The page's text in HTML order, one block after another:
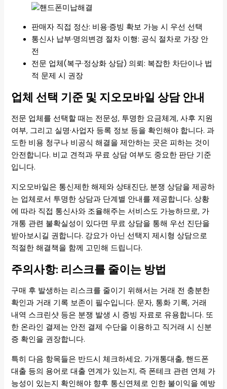
판매자 직접 정산: 비용·증빙 확보 가능 시 우선 선택
통신사 납부·명의변경 절차 이행: 공식 절차로 가장 안
전
전문 업체(복구·정상화 상담) 의뢰: 복잡한 차단이나 법
적 문제 시 권장
업체 선택 기준 및 지오모바일 상담 안내
전문 업체를 선택할 때는 전문성, 투명한 요금체계, 사후 지원
여부, 그리고 실명·사업자 등록 정보 등을 확인해야 합니다. 과
도한 비용 청구나 비공식 해결을 제안하는 곳은 피하는 것이
안전합니다. 비교 견적과 무료 상담 여부도 중요한 판단 기준
입니다.
지오모바일은 통신제한 해제와 상태진단, 분쟁 상담을 제공하
는 업체로서 투명한 상담과 단계별 안내를 제공합니다. 상황
에 따라 직접 통신사와 조율해주는 서비스도 가능하므로, 가
개통 관련 불확실성이 있다면 무료 상담을 통해 우선 진단을
받아보시길 권합니다. 강요가 아닌 선택지 제시형 상담으로
적절한 해결책을 함께 고민해 드립니다.
주의사항: 리스크를 줄이는 방법
구매 후 발생하는 리스크를 줄이기 위해서는 거래 전 충분한
확인과 거래 기록 보존이 필수입니다. 문자, 통화 기록, 거래
내역 스크린샷 등은 분쟁 발생 시 증빙 자료로 유용합니다. 또
한 온라인 결제는 안전 결제 수단을 이용하고 직거래 시 신분
증 확인을 권장합니다.
특히 다음 항목들은 반드시 체크하세요. 가개통대출, 핸드폰
대출 등의 용어로 대출 연계가 있는지, 즉 폰테크 관련 연체 가
능성이 있는지 확인해야 향후 통신연체로 인한 불이익을 예방